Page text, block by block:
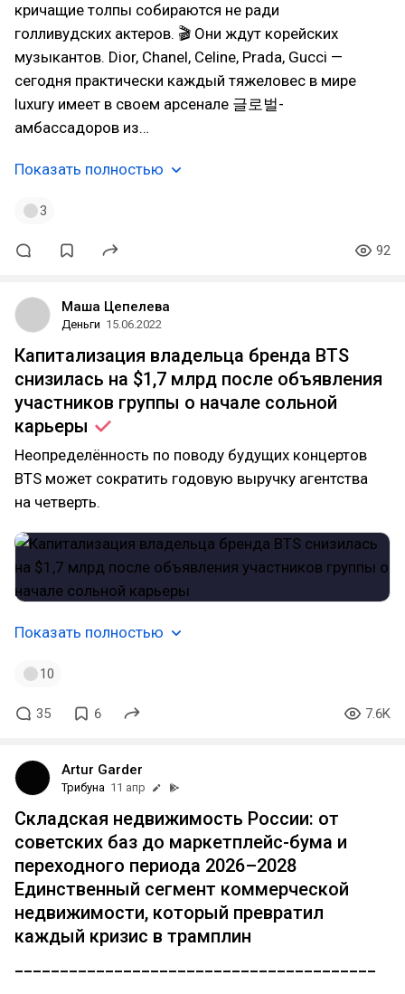
кричащие толпы собираются не ради
голливудских актеров. 🎬 Они ждут корейских
музыкантов. Dior, Chanel, Celine, Prada, Gucci —
сегодня практически каждый тяжеловес в мире
luxury имеет в своем арсенале 글로벌-
амбассадоров из…
Показать полностью
3
92
Маша Цепелева
Деньги 15.06.2022
Капитализация владельца бренда BTS
снизилась на $1,7 млрд после объявления
участников группы о начале сольной
карьеры
Неопределённость по поводу будущих концертов
BTS может сократить годовую выручку агентства
на четверть.
Показать полностью
10
35 6 7.6K
Artur Garder
Трибуна 11 апр
Складская недвижимость России: от
советских баз до маркетплейс-бума и
переходного периода 2026–2028
Единственный сегмент коммерческой
недвижимости, который превратил
каждый кризис в трамплин